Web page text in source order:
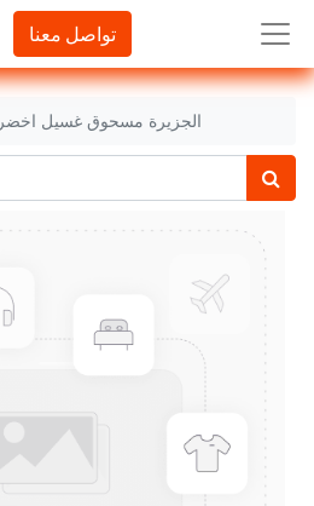
تواصل معنا
الجزيرة مسحوق غسيل اخضر 1.65 كغم